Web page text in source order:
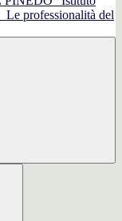
Le professionalità del